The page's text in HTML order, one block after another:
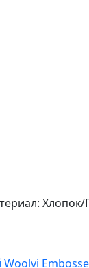
Хлопок/